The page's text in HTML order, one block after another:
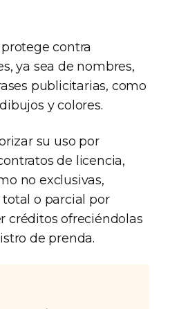
contra
ya sea de nombres,
publicitarias, como
y colores.
su uso por
de licencia,
no exclusivas,
o parcial por
créditos ofreciéndolas
de prenda.